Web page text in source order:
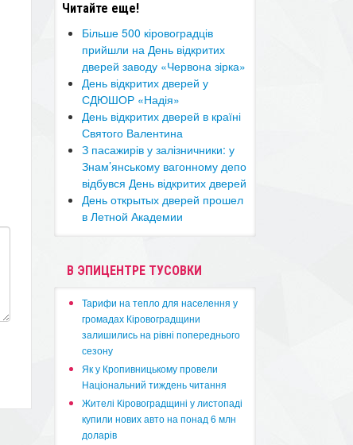
Читайте еще!
​Більше 500 кіровоградців
прийшли на День відкритих
дверей заводу «Червона зірка»
День відкритих дверей у
СДЮШОР «Надія»
День відкритих дверей в країні
Святого Валентина
​З пасажирів у залізничники: у
Знам’янському вагонному депо
відбувся День відкритих дверей
День открытых дверей прошел
в Летной Академии
В ЭПИЦЕНТРЕ ТУСОВКИ
​Тарифи на тепло для населення у
громадах Кіровоградщини
залишились на рівні попереднього
сезону
​Як у Кропивницькому провели
Національний тиждень читання
​Жителі Кіровоградщині у листопаді
купили нових авто на понад 6 млн
доларів